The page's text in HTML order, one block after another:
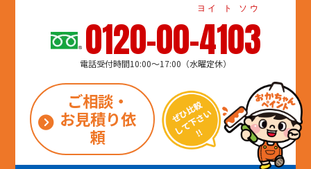
0120-00-4103
ヨイ ト ソウ
電話受付時間10:00～17:00（水曜定休）
ご相談・
お見積り依
頼